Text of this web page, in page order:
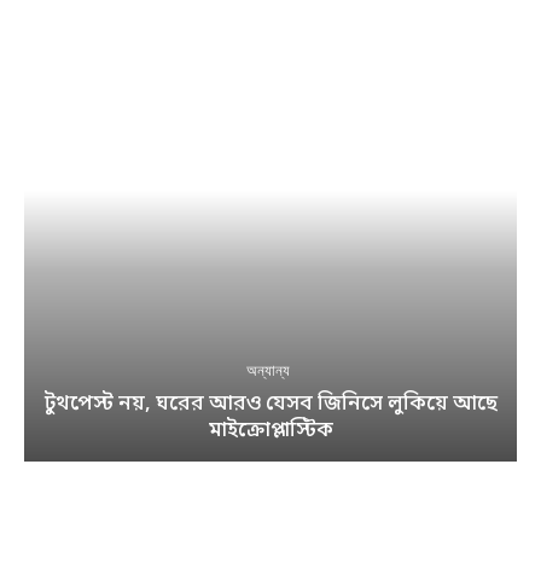
অন্যান্য
টুথপেস্ট নয়, ঘরের আরও যেসব জিনিসে লুকিয়ে আছে
মাইক্রোপ্লাস্টিক